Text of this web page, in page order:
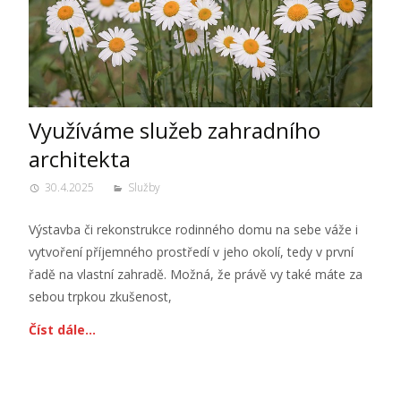
Využíváme služeb zahradního
architekta
30.4.2025 Služby
Výstavba či rekonstrukce rodinného domu na sebe váže i
vytvoření příjemného prostředí v jeho okolí, tedy v první
řadě na vlastní zahradě. Možná, že právě vy také máte za
sebou trpkou zkušenost,
Číst dále…